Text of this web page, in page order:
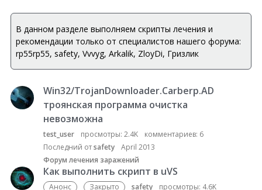
В данном разделе выполняем скрипты лечения и
рекомендации только от специалистов нашего форума:
rp55rp55, safety, Vvvyg, Arkalik, ZloyDi, Гризлик
С
п
о
б
Win32/TrojanDownloader.Carberp.AD
троянская программа очистка
невозможна
test_user просмотры: 2.4K комментариев: 6
Последний отsafety
April 2013
Форум лечения заражений
Как выполнить скрипт в uVS
Анонс Закрыто safety просмотры: 4.6K